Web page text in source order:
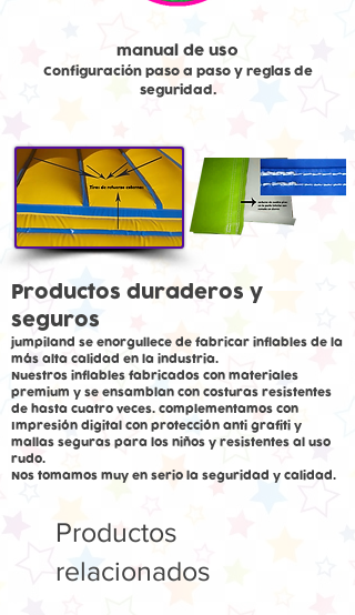
manual de uso
Configuración paso a paso y reglas de
seguridad.
Productos duraderos y
seguros
jumpiland se enorgullece de fabricar inflables de la
más alta calidad en la industria.
Nuestros inflables fabricados con materiales
premium y se ensamblan con costuras resistentes
de hasta cuatro veces. complementamos con
Impresión digital con protección anti grafiti y
mallas seguras para los niños y resistentes al uso
rudo.
Nos tomamos muy en serio la seguridad y calidad.
Productos
relacionados